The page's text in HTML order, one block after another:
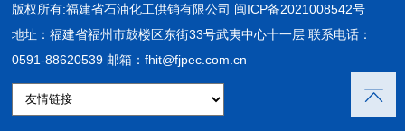
版权所有:福建省石油化工供销有限公司 闽ICP备2021008542号
地址：福建省福州市鼓楼区东街33号武夷中心十一层 联系电话：
0591-88620539 邮箱：fhit@fjpec.com.cn